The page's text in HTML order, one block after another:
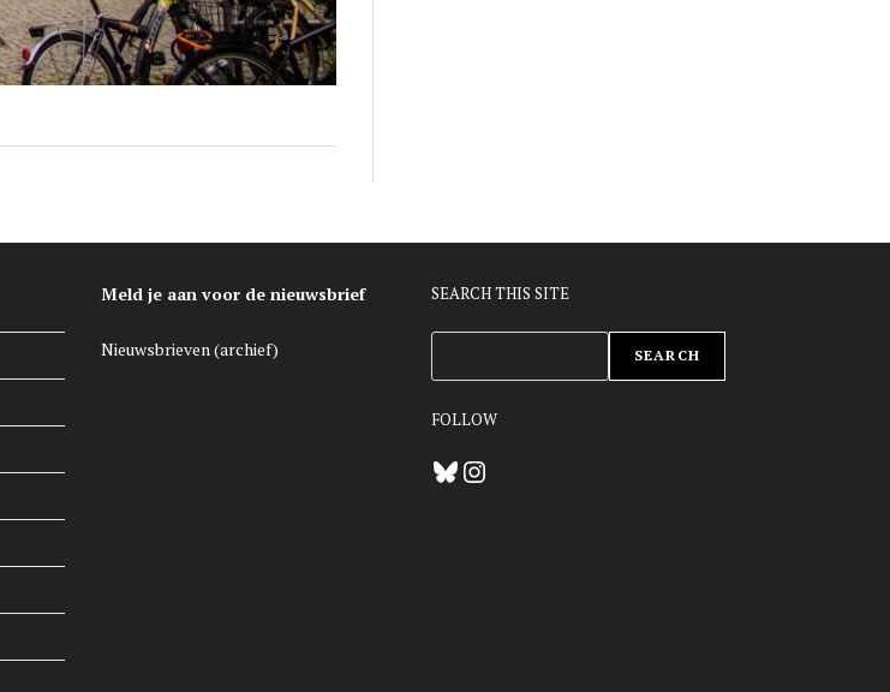
Meld je aan voor de nieuwsbrief
Nieuwsbrieven (archief)
SEARCH THIS SITE
SEARCH
FOLLOW
BlueskyInstagram